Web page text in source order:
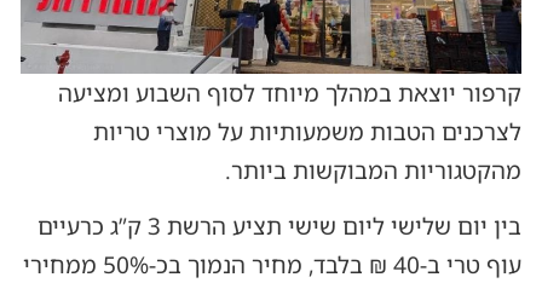
קרפור יוצאת במהלך מיוחד לסוף השבוע ומציעה
לצרכנים הטבות משמעותיות על מוצרי טריות
מהקטגוריות המבוקשות ביותר.
בין יום שלישי ליום שישי תציע הרשת 3 ק”ג כרעיים
עוף טרי ב-40 ₪ בלבד, מחיר הנמוך בכ-50% ממחירי